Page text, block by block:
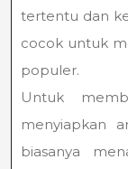
tertentu dan
cocok untuk
populer.
Untuk
menyiapkan
biasanya